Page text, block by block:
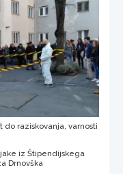
do raziskovanja, varnosti
iz Štipendijskega
Drnovška